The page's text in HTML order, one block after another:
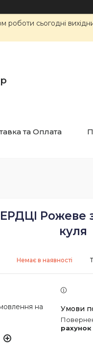
роботи сьогодні
та Оплата
Рожеве
куля
Немає в наявності
на